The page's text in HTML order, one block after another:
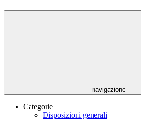
navigazione
Categorie
Disposizioni generali